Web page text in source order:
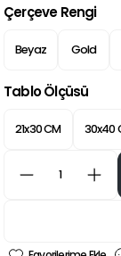
Çerçeve Rengi
Beyaz Gold
Tablo Ölçüsü
21x30 CM 30x40